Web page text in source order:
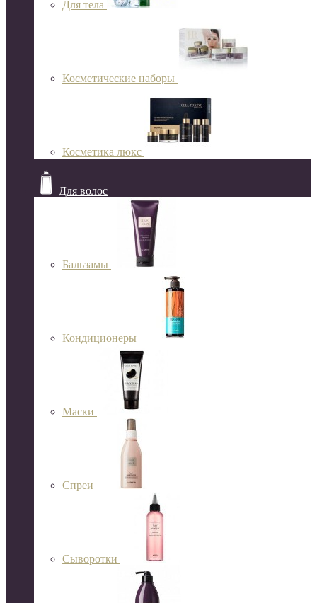
Для тела
Косметические наборы
Косметика люкс
Для волос
Бальзамы
Кондиционеры
Маски
Спреи
Сыворотки